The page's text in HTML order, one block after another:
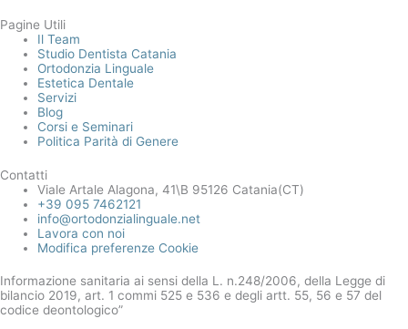
Pagine Utili
Il Team
Studio Dentista Catania
Ortodonzia Linguale
Estetica Dentale
Servizi
Blog
Corsi e Seminari
Politica Parità di Genere
Contatti
Viale Artale Alagona, 41\B 95126 Catania(CT)
+39 095 7462121
info@ortodonzialinguale.net
Lavora con noi
Modifica preferenze Cookie
Informazione sanitaria ai sensi della L. n.248/2006, della Legge di
bilancio 2019, art. 1 commi 525 e 536 e degli artt. 55, 56 e 57 del
codice deontologico”